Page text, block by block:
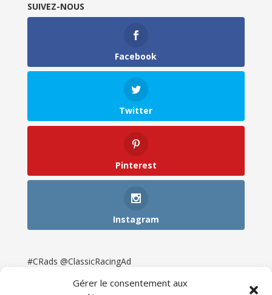
Gérer le consentement aux
SUIVEZ-NOUS
Facebook
Twitter
Pinterest
Instagram
#CRads @ClassicRacingAd